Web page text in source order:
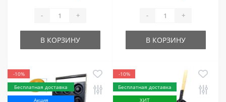
- +
В КОРЗИНУ
- +
В КОРЗИНУ
-10%
Бесплатная доставка
Акция
-10%
Бесплатная доставка
ХИТ